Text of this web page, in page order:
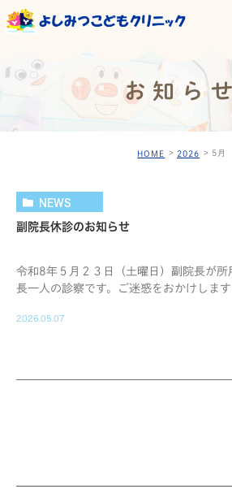
お知ら
HOME 2026 5月
NEWS
副院長休診のお知らせ
令和8年５月２３日（土曜日）副院長が所
長一人の診察です。ご迷惑をおかけします
2026.05.07